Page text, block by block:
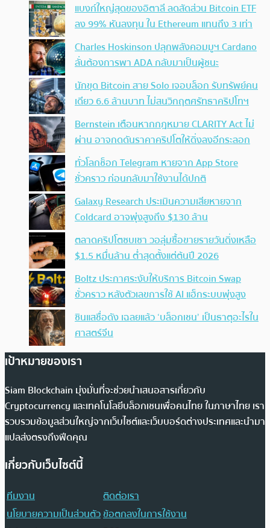
แบงก์ใหญ่สุดของอิตาลี ลดสัดส่วน Bitcoin ETF
ลง 99% หันลงทุน ใน Ethereum แทนถึง 3 เท่า
Charles Hoskinson ปลุกพลังคอมมูฯ Cardano
ลั่นต้องการพา ADA กลับมาเป็นผู้ชนะ
นักขุด Bitcoin สาย Solo เจอบล็อก รับทรัพย์คน
เดียว 6.6 ล้านบาท ไม่สนวิกฤตศรัทธาคริปโทฯ
Bernstein เตือนหากกฎหมาย CLARITY Act ไม่
ผ่าน อาจกดดันราคาคริปโตให้ดิ่งลงอีกระลอก
ทั่วโลกช็อก Telegram หายจาก App Store
ชั่วคราว ก่อนกลับมาใช้งานได้ปกติ
Galaxy Research ประเมินความเสียหายจาก
Coldcard อาจพุ่งสูงถึง $130 ล้าน
ตลาดคริปโตซบเซา วอลุ่มซื้อขายรายวันดิ่งเหลือ
$1.5 หมื่นล้าน ต่ำสุดตั้งแต่ต้นปี 2026
Boltz ประกาศระงับให้บริการ Bitcoin Swap
ชั่วคราว หลังตัวเลขการใช้ AI แฮ็กระบบพุ่งสูง
ซินแสชื่อดัง เฉลยแล้ว ‘บล็อกเชน’ เป็นธาตุอะไรใน
ศาสตร์จีน
เป้าหมายของเรา
Siam Blockchain มุ่งมั่นที่จะช่วยนำเสนอสารเกี่ยวกับ
Cryptocurrency และเทคโนโลยีบล็อกเชนเพื่อคนไทย ในภาษาไทย เรา
รวบรวมข้อมูลส่วนใหญ่จากเว็บไซต์และเว็บบอร์ดต่างประเทศและนำมา
แปลส่งตรงถึงฟีดคุณ
เกี่ยวกับเว็บไซต์นี้
ทีมงาน
ติดต่อเรา
นโยบายความเป็นส่วนตัวข้อตกลงในการใช้งาน